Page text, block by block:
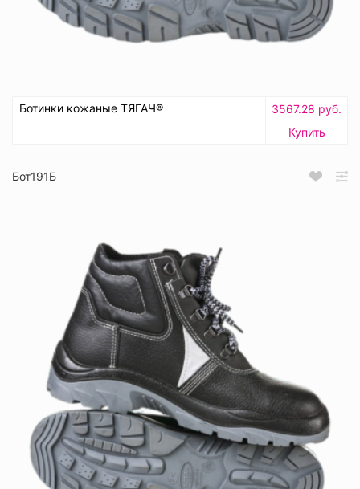
Ботинки кожаные ТЯГАЧ®
3567.28 руб.
Купить
Бот191Б